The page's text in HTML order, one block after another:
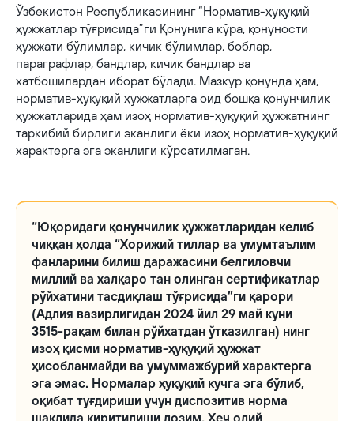
Ўзбекистон Республикасининг “Норматив-ҳуқуқий
ҳужжатлар тўғрисида”ги Қонунига кўра, қонуности
ҳужжати бўлимлар, кичик бўлимлар, боблар,
параграфлар, бандлар, кичик бандлар ва
хатбошилардан иборат бўлади. Мазкур қонунда ҳам,
норматив-ҳуқуқий ҳужжатларга оид бошқа қонунчилик
ҳужжатларида ҳам изоҳ норматив-ҳуқуқий ҳужжатнинг
таркибий бирлиги эканлиги ёки изоҳ норматив-ҳуқуқий
характерга эга эканлиги кўрсатилмаган.
“Юқоридаги қонунчилик ҳужжатларидан келиб
чиққан ҳолда “Хорижий тиллар ва умумтаълим
фанларини билиш даражасини белгиловчи
миллий ва халқаро тан олинган сертификатлар
рўйхатини тасдиқлаш тўғрисида”ги қарори
(Адлия вазирлигидан 2024 йил 29 май куни
3515-рақам билан рўйхатдан ўтказилган) нинг
изоҳ қисми норматив-ҳуқуқий ҳужжат
ҳисобланмайди ва умуммажбурий характерга
эга эмас. Нормалар ҳуқуқий кучга эга бўлиб,
оқибат туғдириши учун диспозитив норма
шаклида киритилиши лозим. Ҳеч олий